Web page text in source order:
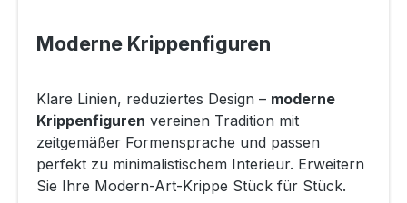
Moderne Krippenfiguren
Klare Linien, reduziertes Design – moderne
Krippenfiguren vereinen Tradition mit
zeitgemäßer Formensprache und passen
perfekt zu minimalistischem Interieur. Erweitern
Sie Ihre Modern-Art-Krippe Stück für Stück.